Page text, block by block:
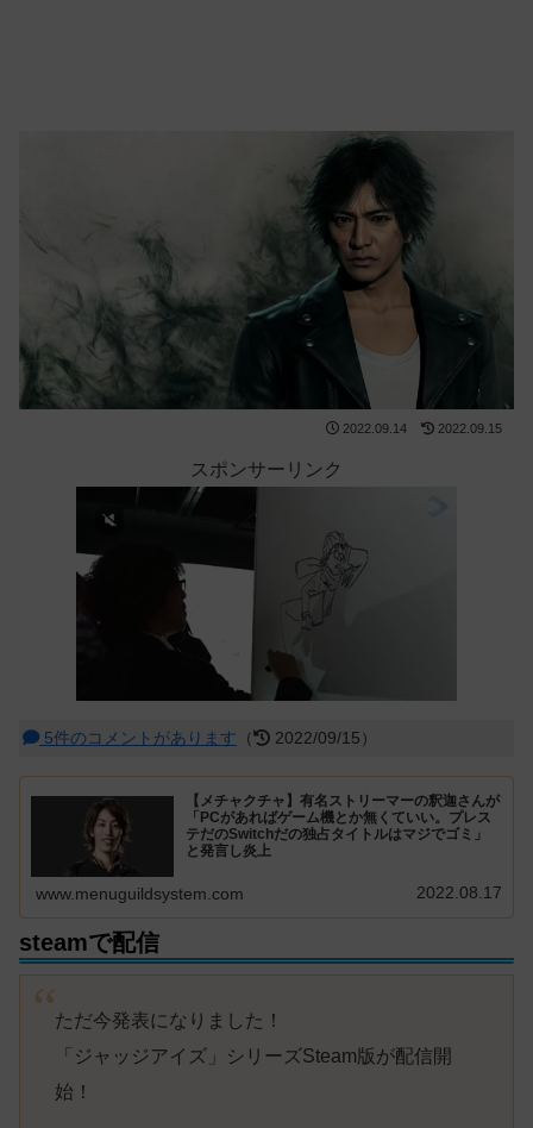
2022.09.14 2022.09.15
スポンサーリンク
5件のコメントがあります （ 2022/09/15）
【メチャクチャ】有名ストリーマーの釈迦さんが
「PCがあればゲーム機とか無くていい。プレス
テだのSwitchだの独占タイトルはマジでゴミ」
と発言し炎上
www.menuguildsystem.com 2022.08.17
steamで配信
ただ今発表になりました！
「ジャッジアイズ」シリーズSteam版が配信開
始！